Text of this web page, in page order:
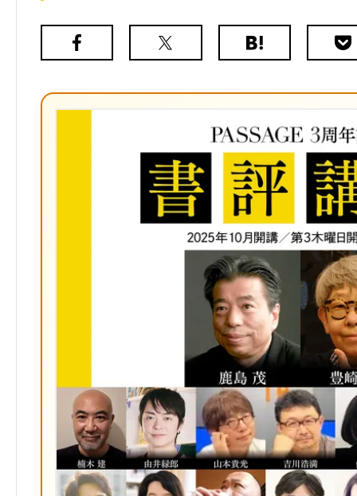
Facebook
X（旧
は
ク
マ
ー
ク